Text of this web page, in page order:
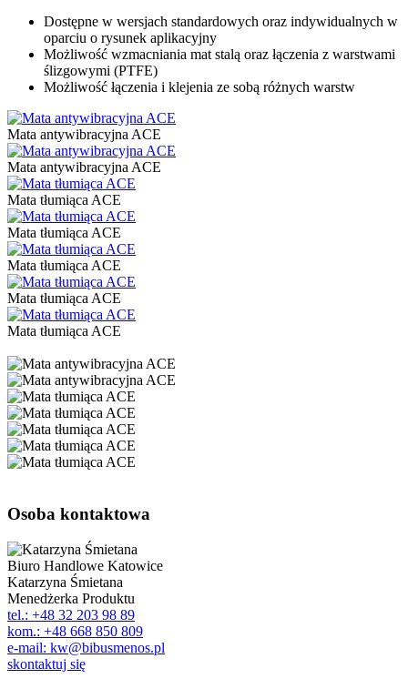
Dostępne w wersjach standardowych oraz indywidualnych w
oparciu o rysunek aplikacyjny
Możliwość wzmacniania mat stalą oraz łączenia z warstwami
ślizgowymi (PTFE)
Możliwość łączenia i klejenia ze sobą różnych warstw
Mata antywibracyjna ACE
Mata antywibracyjna ACE
Mata tłumiąca ACE
Mata tłumiąca ACE
Mata tłumiąca ACE
Mata tłumiąca ACE
Mata tłumiąca ACE
Osoba kontaktowa
Biuro Handlowe Katowice
Katarzyna Śmietana
Menedżerka Produktu
tel.: +48 32 203 98 89
kom.: +48 668 850 809
e-mail: kw@bibusmenos.pl
skontaktuj się